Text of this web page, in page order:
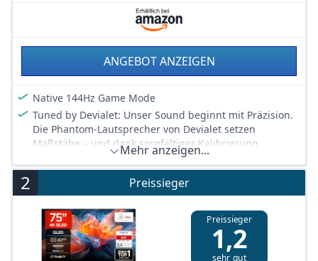
ANGEBOT ANZEIGEN
Native 144Hz Game Mode
Tuned by Devialet: Unser Sound beginnt mit Präzision.
Die Phantom‑Lautsprecher von Devialet setzen
Maßstäbe – und dank sorgfältiger Kalibrierung
spiegeln Hisense‑TVs nun ihre lebensechte Akustik
wider, nahtlos kombiniert mit Dolby Atmos und
szenariobasiertem KI‑Sound. Jeder Dialog, jeder
Soundtrack und jede Explosion wird dynamisch
optimiert – von Devialet zertifiziert, damit der Sound
nicht nur abgespielt wird, sondern richtig mitschwingt.
AMD FreeSync Premium Pro: AMDs variable
Mehr anzeigen...
2 Preissieger
Preissieger
1,2
sehr gut